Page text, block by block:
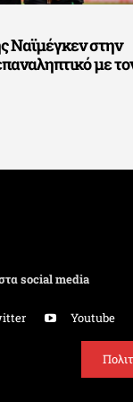
Ναϊμέγκεν στην
με
social media
Youtube